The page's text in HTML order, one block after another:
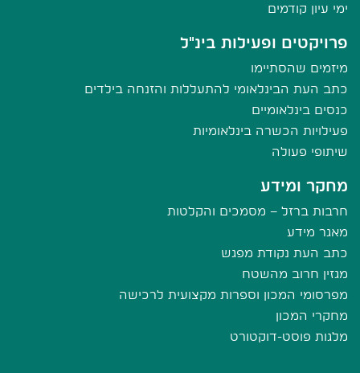
ימי עיון קודמים
פרויקטים ופעילות בינ"ל
מיזמים שהסתיימו
כתב העת הבינלאומי להתעללות והזנחה בילדים
כנסים בינלאומיים
פעילויות הכשרה בינלאומיות
שיתופי פעולה
מחקר ומידע
חרבות ברזל – מסמכים והקלטות
מאגר מידע
כתב העת נקודת מפגש
מגזין חרוב מהשטח
מפרסומי המכון וספרות מקצועית לרכישה
מחקרי המכון
מלגות פוסט-דוקטורט